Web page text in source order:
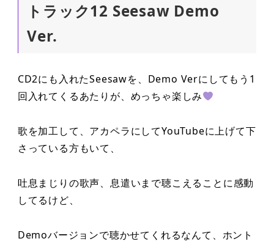
トラック12 Seesaw Demo
Ver.
CD2にも入れたSeesawを、Demo Verにしてもう1
回入れてくるあたりが、めっちゃ楽しみ
歌を加工して、アカペラにしてYouTubeに上げて下
さっている方もいて、
吐息まじりの歌声、息遣いまで聴こえることに感動
してるけど、
Demoバージョンで聴かせてくれるなんて、ホント